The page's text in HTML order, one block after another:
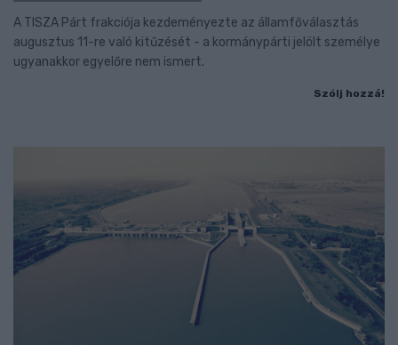
A TISZA Párt frakciója kezdeményezte az államfőválasztás
augusztus 11-re való kitűzését - a kormánypárti jelölt személye
ugyanakkor egyelőre nem ismert.
Szólj hozzá!